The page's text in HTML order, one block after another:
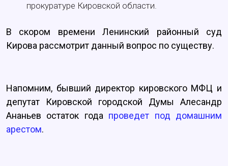
прокуратуре Кировской области.
В скором времени Ленинский районный суд
Кирова рассмотрит данный вопрос по существу.
Напомним, бывший директор кировского МФЦ и
депутат Кировской городской Думы Алесандр
Ананьев остаток года проведет под домашним
арестом.